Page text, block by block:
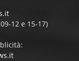
12 e 15-17)